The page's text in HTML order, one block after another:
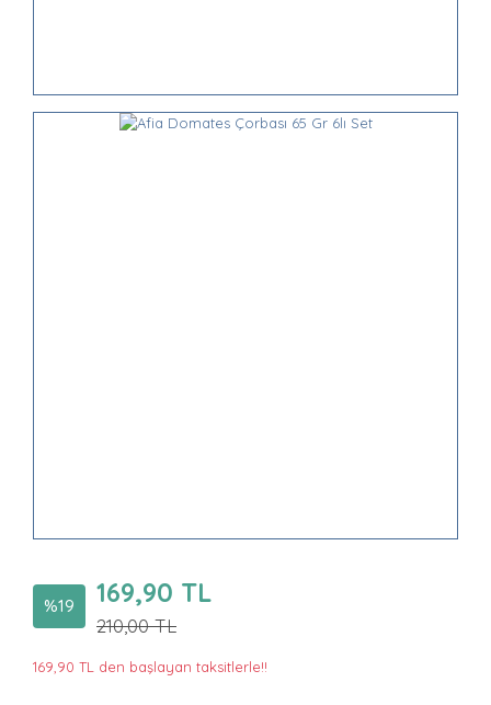
%19 169,90 TL
210,00 TL
169,90 TL den başlayan taksitlerle!!